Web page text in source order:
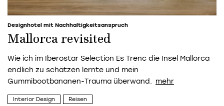
Designhotel mit Nachhaltigkeitsanspruch
Mallorca revisited
Wie ich im Iberostar Selection Es Trenc die Insel Mallorca
endlich zu schätzen lernte und mein
Gummibootbananen-Trauma überwand.
Interior Design Reisen